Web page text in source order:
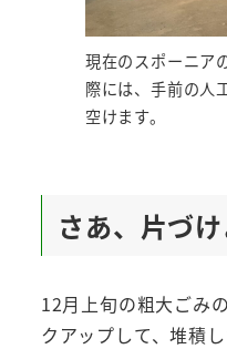
現在のスポーニア
際には、手前の人
空けます。
さあ、片づけ
12月上旬の粗大ごみ
クアップして、堆積